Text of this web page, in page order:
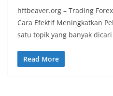
hftbeaver.org – Trading
Cara Efektif Meningkatkan
satu topik yang banyak
Read More